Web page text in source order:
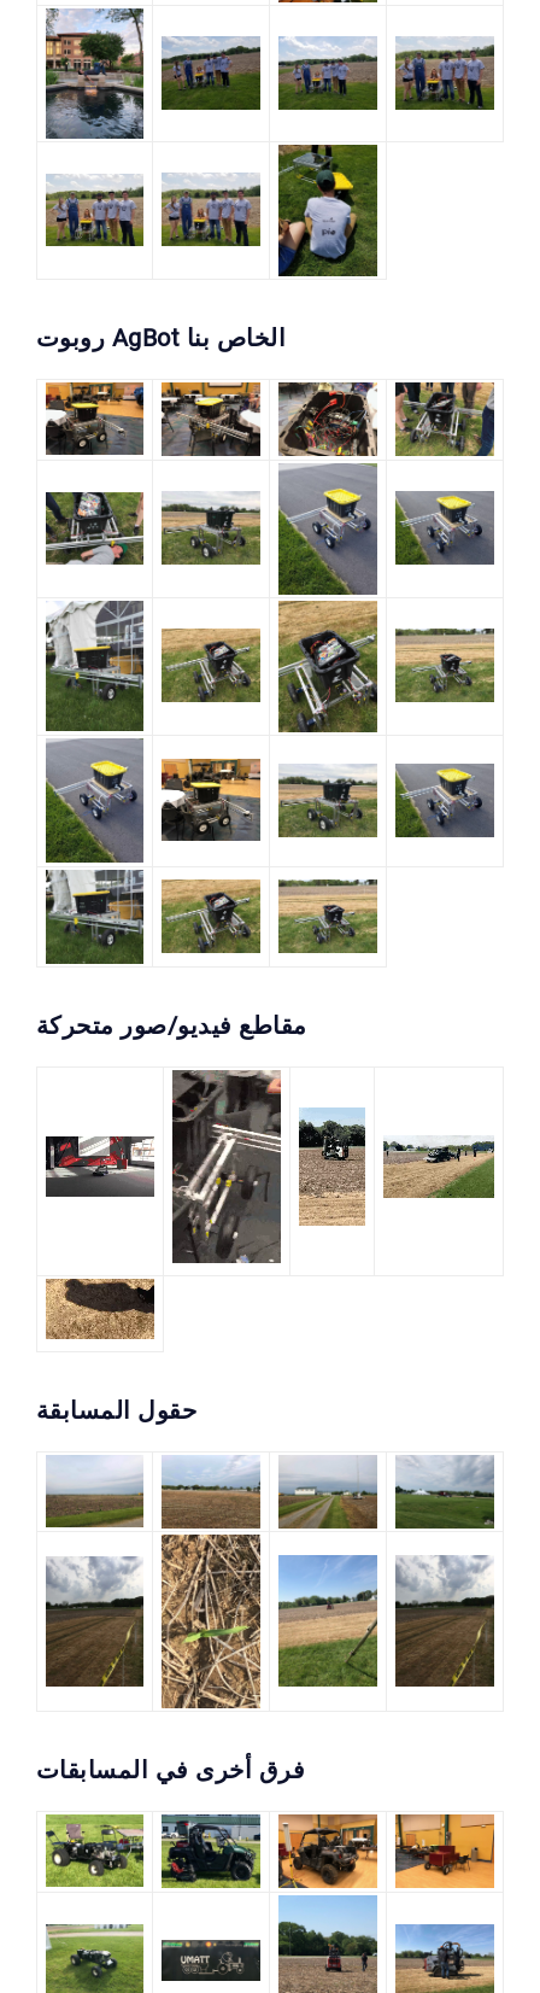
روبوت AgBot الخاص بنا
مقاطع فيديو/صور متحركة
حقول المسابقة
فرق أخرى في المسابقات